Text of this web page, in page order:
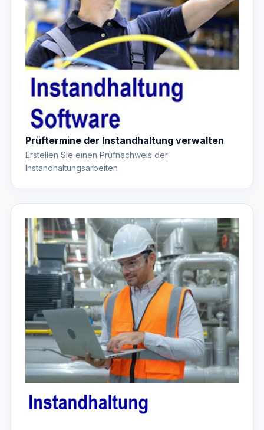
Prüftermine der Instandhaltung verwalten
Erstellen Sie einen Prüfnachweis der
Instandhaltungsarbeiten